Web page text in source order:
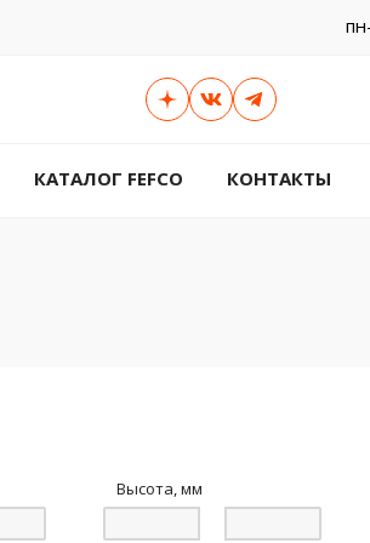
КАТАЛОГ FEFCO КОНТАКТЫ
Высота, мм